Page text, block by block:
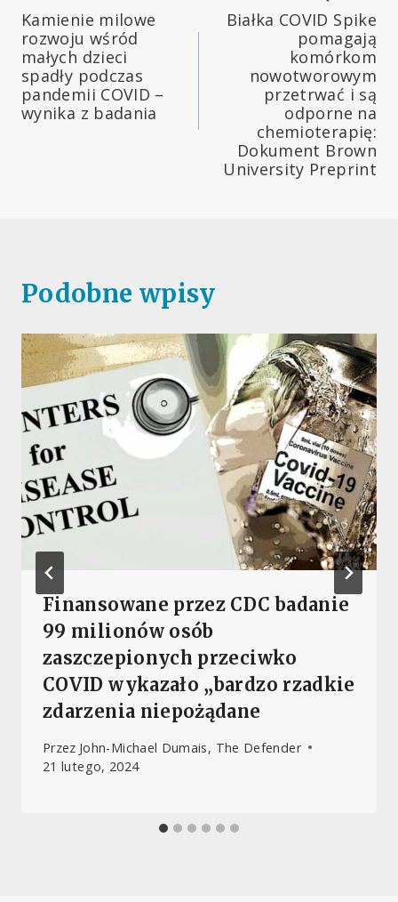
wpisu
Kamienie milowe
rozwoju wśród
małych dzieci
spadły podczas
pandemii COVID –
wynika z badania
Białka COVID Spike
pomagają
komórkom
nowotworowym
przetrwać i są
odporne na
chemioterapię:
Dokument Brown
University Preprint
Podobne wpisy
Finansowane przez CDC badanie
99 milionów osób
zaszczepionych przeciwko
COVID wykazało „bardzo rzadkie
zdarzenia niepożądane
Przez John-Michael Dumais, The Defender
21 lutego, 2024